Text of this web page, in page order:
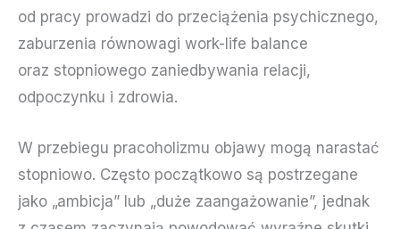
od pracy prowadzi do przeciążenia psychicznego,
zaburzenia równowagi work-life balance
oraz stopniowego zaniedbywania relacji,
odpoczynku i zdrowia.
W przebiegu pracoholizmu objawy mogą narastać
stopniowo. Często początkowo są postrzegane
jako „ambicja” lub „duże zaangażowanie”, jednak